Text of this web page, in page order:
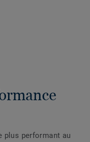
plus performant au